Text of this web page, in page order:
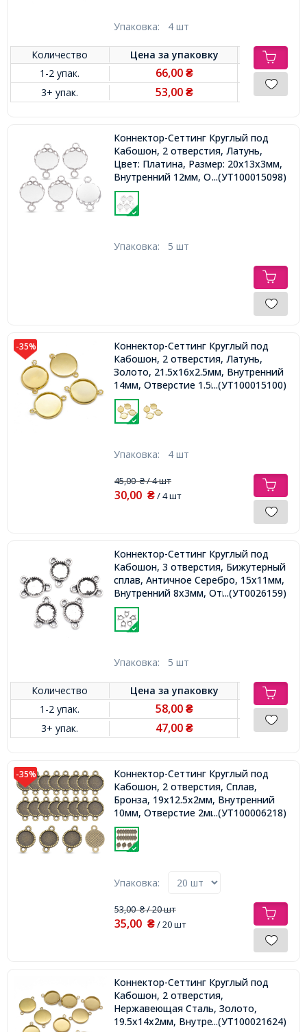
Упаковка: 4 шт
Количество Цена заупаковку
1-2 упак.
66,00₴
3+ упак. 53,00₴
Коннектор-Сеттинг Круглый под
Кабошон, 2 отверстия, Латунь,
Цвет: Платина, Размер: 20x13x3мм,
Внутренний 12мм, Отверстие 2мм,
...(УТ100015098)
Упаковка: 5 шт
-35%
Коннектор-Сеттинг Круглый под
Кабошон, 2 отверстия, Латунь,
Золото, 21.5x16x2.5мм, Внутренний
14мм, Отверстие 1.5мм,...(УТ100015100)
Упаковка: 4 шт
45,00₴/ 4 шт
30,00 ₴/ 4 шт
Коннектор-Сеттинг Круглый под
Кабошон, 3 отверстия, Бижутерный
сплав, Античное Серебро, 15х11мм,
Внутренний 8х3мм, Отверстие 2мм,
...(УТ0026159)
Упаковка: 5 шт
Количество Цена заупаковку
1-2 упак.
58,00₴
3+ упак. 47,00₴
-35%
Коннектор-Сеттинг Круглый под
Кабошон, 2 отверстия, Сплав,
Бронза, 19x12.5x2мм, Внутренний
10мм, Отверстие 2мм,...(УТ100006218)
Упаковка:
53,00₴/ 20 шт
35,00 ₴/ 20 шт
Коннектор-Сеттинг Круглый под
Кабошон, 2 отверстия,
Нержавеющая Сталь, Золото,
19.5x14x2мм, Внутренний 12мм,
...(УТ100021624)